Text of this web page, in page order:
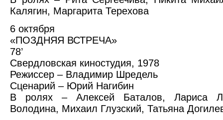
Калягин, Маргарита Терехова
6 октября
«ПОЗДНЯЯ ВСТРЕЧА»
78’
Свердловская киностудия, 1978
Режиссер – Владимир Шредель
Сценарий – Юрий Нагибин
В ролях – Алексей Баталов, Лариса
Володина, Михаил Глузский, Татьяна